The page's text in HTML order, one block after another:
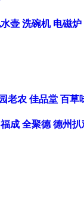
壶 洗碗机 电磁炉
老农 佳品堂 百草
福成 全聚德 德州扒